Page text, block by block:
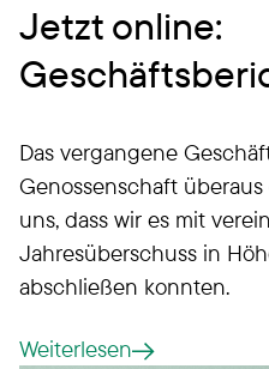
Jetzt online:
Das vergangene
Genossenschaft
uns, dass wir es mit
Jahresüberschuss in
abschließen konnten.
Weiterlesen